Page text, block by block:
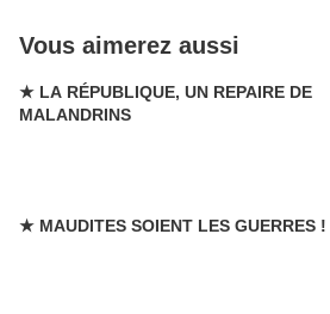
Vous aimerez aussi
★ LA RÉPUBLIQUE, UN REPAIRE DE
MALANDRINS
★ MAUDITES SOIENT LES GUERRES !